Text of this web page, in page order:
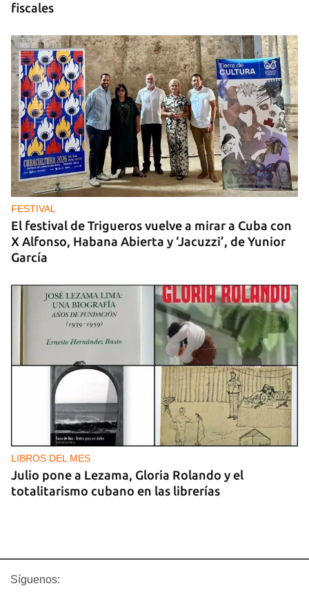
fiscales
FESTIVAL
El festival de Trigueros vuelve a mirar a Cuba con
X Alfonso, Habana Abierta y ‘Jacuzzi’, de Yunior
García
LIBROS DEL MES
Julio pone a Lezama, Gloria Rolando y el
totalitarismo cubano en las librerías
Síguenos: